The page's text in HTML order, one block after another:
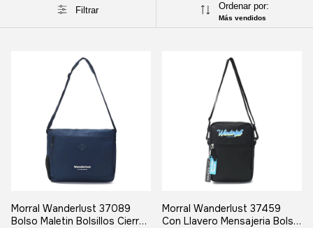
Filtrar Ordenar por:
Más vendidos
Morral Wanderlust 37089
Bolso Maletin Bolsillos Cierre
Morral Wanderlust 37459
Con Llavero Mensajeria Bolso